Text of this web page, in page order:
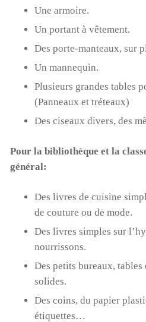
Une armoire.
Un portant à vêtement.
Des porte-manteaux, sur
Un mannequin.
Plusieurs grandes tables
(Panneaux et tréteaux)
Des ciseaux divers, des
Pour la bibliothèque et la
général:
Des livres de cuisine
de couture ou de mode.
Des livres simples sur
nourrissons.
Des petits bureaux, tables
solides.
Des coins, du papier
étiquettes…